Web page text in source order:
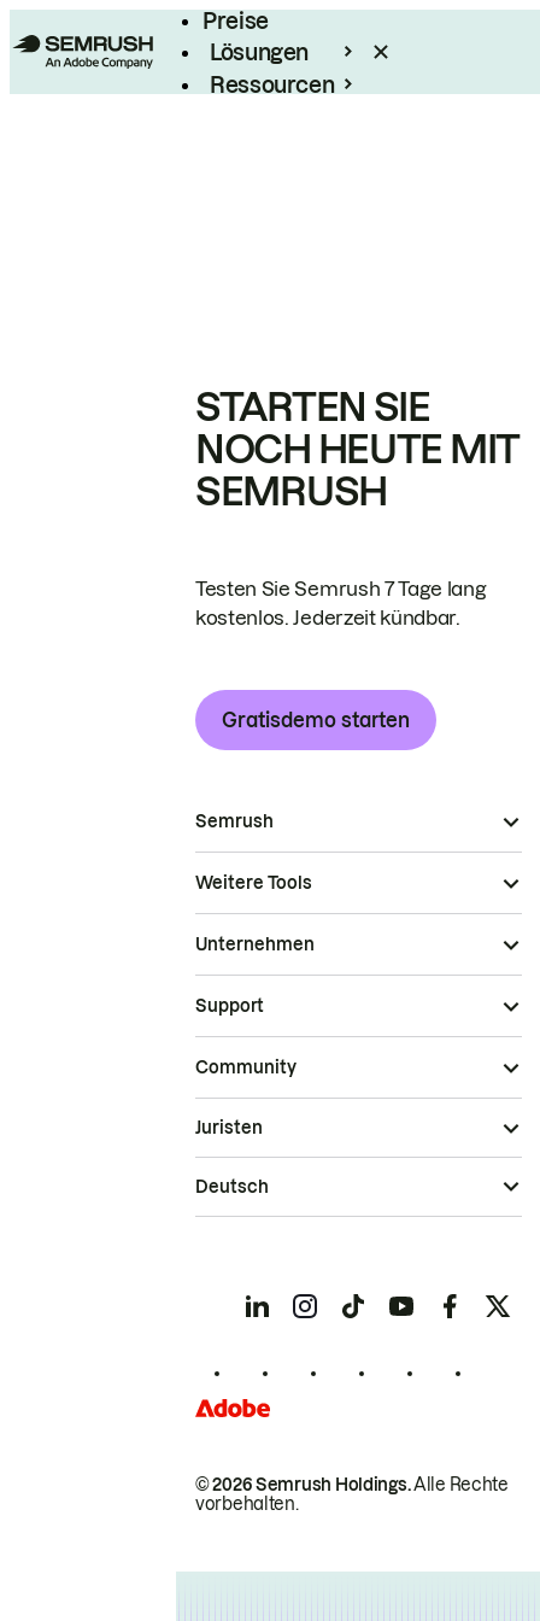
Preise
Lösungen
Ressourcen
STARTEN SIE
NOCH HEUTE MIT
SEMRUSH
Testen Sie Semrush 7 Tage lang
kostenlos. Jederzeit kündbar.
Gratisdemo starten
Semrush
Weitere Tools
Unternehmen
Support
Community
© 2026 Semrush Holdings.Alle Rechte
vorbehalten.
Juristen
Deutsch